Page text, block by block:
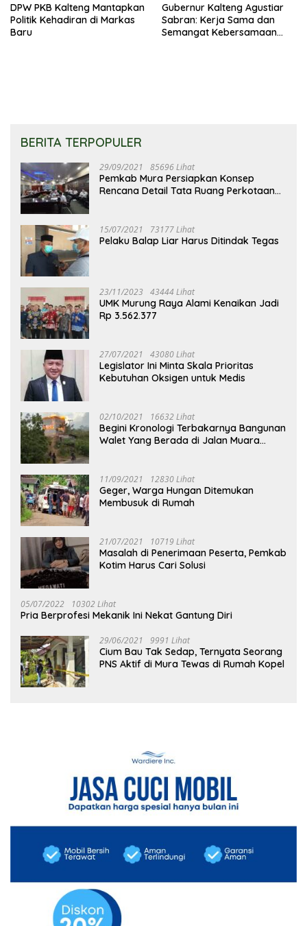
DPW PKB Kalteng Mantapkan
Politik Kehadiran di Markas
Baru
Gubernur Kalteng Agustiar
Sabran: Kerja Sama dan
Semangat Kebersamaan
BERITA TERPOPULER
29/09/2021 85696 Lihat
Pemkab Mura Persiapkan Konsep
Rencana Detail Tata Ruang Perkotaan
15/07/2021 73177 Lihat
Pelaku Balap Liar Harus Ditindak Tegas
23/11/2023 43444 Lihat
UMK Murung Raya Alami Kenaikan Jadi
Rp 3.562.377
27/07/2021 43080 Lihat
Legislator Ini Minta Skala Prioritas
Kebutuhan Oksigen untuk Medis
02/10/2021 16632 Lihat
Begini Kronologi Terbakarnya Bangunan
Walet Yang Berada di Jalan Muara
11/09/2021 12830 Lihat
Geger, Warga Hungan Ditemukan
Membusuk di Rumah
21/07/2021 10719 Lihat
Masalah di Penerimaan Peserta, Pemkab
Kotim Harus Cari Solusi
05/07/2022 10302 Lihat
Pria Berprofesi Mekanik Ini Nekat Gantung Diri
29/06/2021 9991 Lihat
Cium Bau Tak Sedap, Ternyata Seorang
PNS Aktif di Mura Tewas di Rumah Kopel